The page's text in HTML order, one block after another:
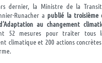
dernier, la Ministre de la
Runacher a publié la troisième
au changement
52 mesures pour traiter tous
climatique et 200 actions